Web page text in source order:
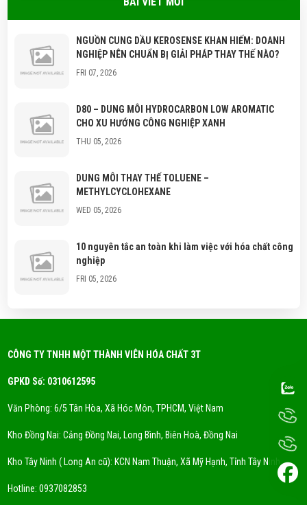
NGUỒN CUNG DẦU KEROSENSE KHAN HIẾM: DOANH
NGHIỆP NÊN CHUẨN BỊ GIẢI PHÁP THAY THẾ NÀO?
FRI 07, 2026
D80 – DUNG MÔI HYDROCARBON LOW AROMATIC
CHO XU HƯỚNG CÔNG NGHIỆP XANH
THU 05, 2026
DUNG MÔI THAY THẾ TOLUENE –
METHYLCYCLOHEXANE
WED 05, 2026
10 nguyên tắc an toàn khi làm việc với hóa chất công
nghiệp
FRI 05, 2026
FRI 05, 2026
Xu Hướng Dung Môi Thân Thiện Môi Trường - Eco
FRI 05, 2026
DUNG MÔI CYCLOHEXANE UY TÍN
FRI 05, 2026
CÔNG TY TNHH MỘT THÀNH VIÊN HÓA CHẤT 3T
GPKD Số: 0310612595
Văn Phòng: 6/5 Tân Hòa, Xã Hóc Môn, TPHCM, Việt Nam
Kho Đồng Nai: Cảng Đồng Nai, Long Bình, Biên Hoà, Đồng Nai
Kho Tây Ninh ( Long An cũ): KCN Nam Thuận, Xã Mỹ Hạnh, Tỉnh Tây Ninh
Hotline: 0937082853